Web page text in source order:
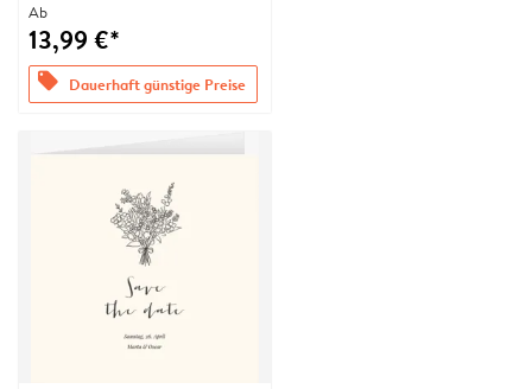
Ab
13,99 €*
offers Dauerhaft günstige Preise